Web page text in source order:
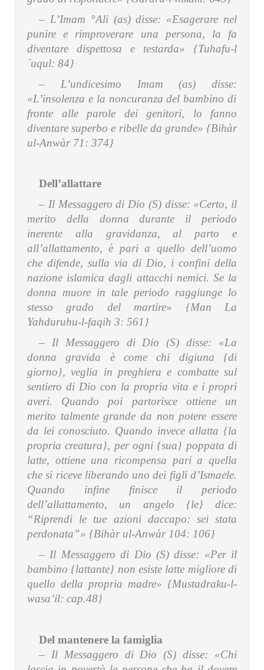
– L’Imam °Ali (as) disse: «Esagerare nel
punire e rimproverare una persona, la fa
diventare dispettosa e testarda» {Tuhafu-l
´uqul: 84}
– L’undicesimo Imam (as) disse:
«L’insolenza e la noncuranza del bambino di
fronte alle parole dei genitori, lo fanno
diventare superbo e ribelle da grande» {Bihàr
ul-Anwàr 71: 374}
Dell’allattare
– Il Messaggero di Dio (S) disse: «Certo, il
merito della donna durante il periodo
inerente alla gravidanza, al parto e
all’allattamento, è pari a quello dell’uomo
che difende, sulla via di Dio, i confini della
nazione islamica dagli attacchi nemici. Se la
donna muore in tale periodo raggiunge lo
stesso grado del martire» {Man La
Yahduruhu-l-faqih 3: 561}
– Il Messaggero di Dio (S) disse: «La
donna gravida è come chi digiuna {di
giorno}, veglia in preghiera e combatte sul
sentiero di Dio con la propria vita e i propri
averi. Quando poi partorisce ottiene un
merito talmente grande da non potere essere
da lei conosciuto. Quando invece allatta {la
propria creatura}, per ogni {sua} poppata di
latte, ottiene una ricompensa pari a quella
che si riceve liberando uno dei figli d’Ismaele.
Quando infine finisce il periodo
dell’allattamento, un angelo {le} dice:
“Riprendi le tue azioni daccapo: sei stata
perdonata”» {Bihàr ul-Anwàr 104: 106}
– Il Messaggero di Dio (S) disse: «Per il
bambino {lattante} non esiste latte migliore di
quello della propria madre» {Mustadraku-l-
wasa’il: cap.48}
Del mantenere la famiglia
– Il Messaggero di Dio (S) disse: «Chi